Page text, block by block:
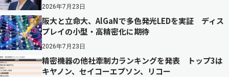
2026年7月23日
阪大と立命大、AlGaNで多色発光LEDを実証 ディス
プレイの小型・高精密化に期待
2026年7月23日
精密機器の他社牽制力ランキングを発表 トップ3は
キヤノン、セイコーエプソン、リコー